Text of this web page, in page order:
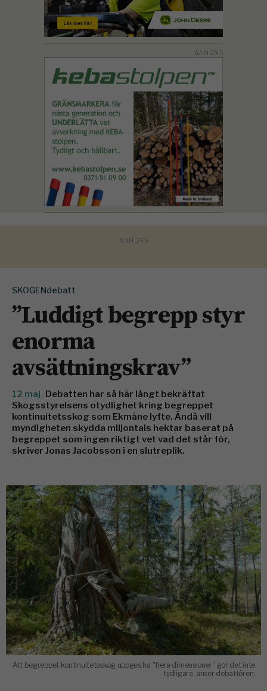
SKOGENdebatt
”Luddigt begrepp styr
enorma
avsättningskrav”
12 maj Debatten har så här långt bekräftat
Skogsstyrelsens otydlighet kring begreppet
kontinuitetsskog som Ekmåne lyfte. Ändå vill
myndigheten skydda miljontals hektar baserat på
begreppet som ingen riktigt vet vad det står för,
skriver Jonas Jacobsson i en slutreplik.
Att begreppet kontinuitetsskog uppges ha "flera dimensioner" gör det inte
tydligare, anser debattören.